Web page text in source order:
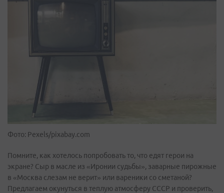
Фото: Pexels/pixabay.com
Помните, как хотелось попробовать то, что едят герои на
экране? Сыр в масле из «Иронии судьбы», заварные пирожные
в «Москва слезам не верит» или вареники со сметаной?
Предлагаем окунуться в теплую атмосферу СССР и проверить,